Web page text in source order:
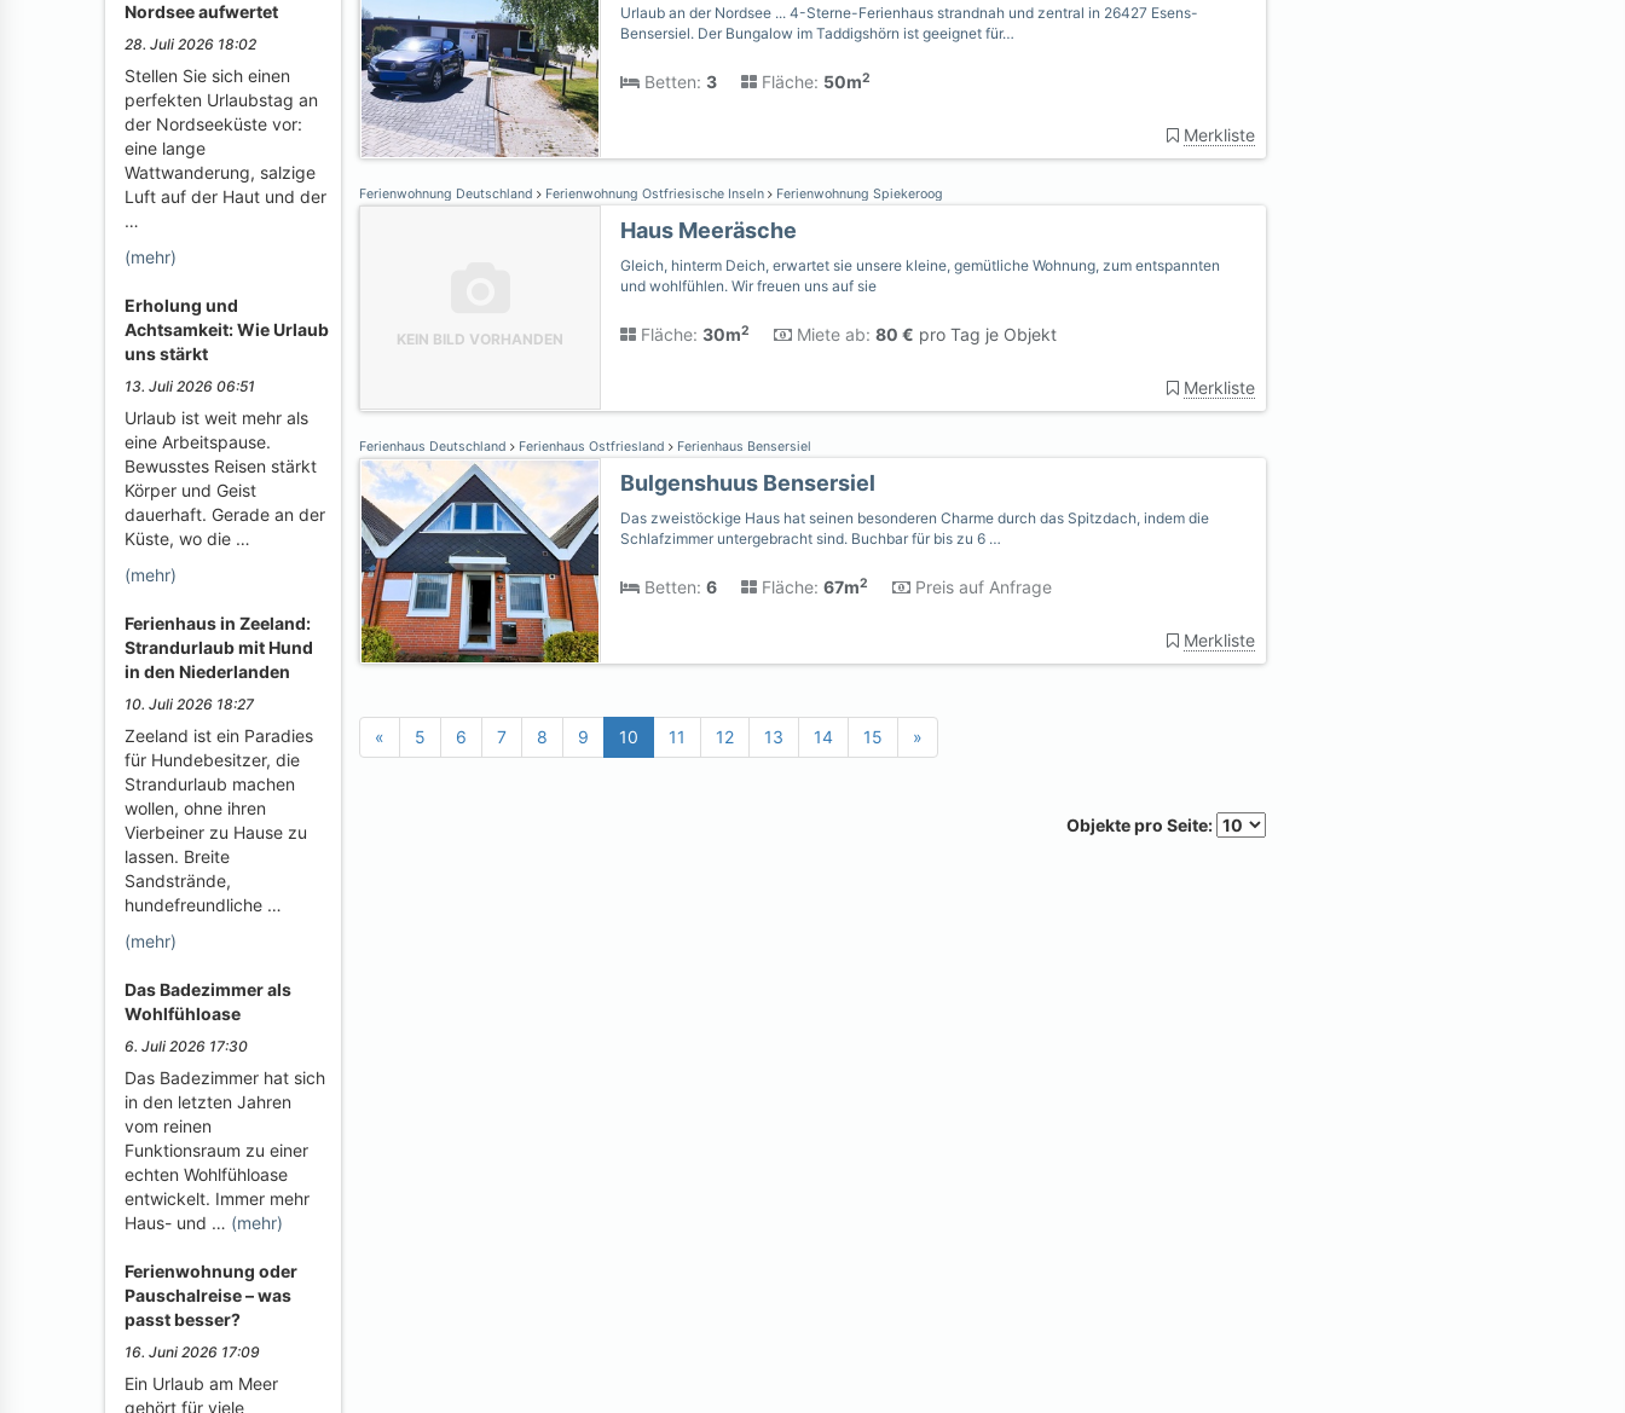
Nordsee aufwertet
28. Juli 2026 18:02
Stellen Sie sich einen
perfekten Urlaubstag an
der Nordseeküste vor:
eine lange
Wattwanderung, salzige
Luft auf der Haut und der
…
(mehr)
Erholung und
Achtsamkeit: Wie Urlaub
uns stärkt
13. Juli 2026 06:51
Urlaub ist weit mehr als
eine Arbeitspause.
Bewusstes Reisen stärkt
Körper und Geist
dauerhaft. Gerade an der
Küste, wo die …
(mehr)
Ferienhaus in Zeeland:
Strandurlaub mit Hund
in den Niederlanden
10. Juli 2026 18:27
Zeeland ist ein Paradies
für Hundebesitzer, die
Strandurlaub machen
wollen, ohne ihren
Vierbeiner zu Hause zu
lassen. Breite
Sandstrände,
hundefreundliche …
(mehr)
Das Badezimmer als
Wohlfühloase
6. Juli 2026 17:30
Das Badezimmer hat sich
in den letzten Jahren
vom reinen
Funktionsraum zu einer
echten Wohlfühloase
entwickelt. Immer mehr
Haus- und … (mehr)
Ferienwohnung oder
Pauschalreise – was
passt besser?
16. Juni 2026 17:09
Ein Urlaub am Meer
gehört für viele
Urlaub an der Nordsee ... 4-Sterne-Ferienhaus strandnah und zentral in 26427 Esens-
Bensersiel. Der Bungalow im Taddigshörn ist geeignet für…
Betten: 3 Fläche: 50m2
Merkliste
Ferienwohnung Deutschland Ferienwohnung Ostfriesische Inseln Ferienwohnung Spiekeroog
KEIN BILD VORHANDEN
Haus Meeräsche
Gleich, hinterm Deich, erwartet sie unsere kleine, gemütliche Wohnung, zum entspannten
und wohlfühlen. Wir freuen uns auf sie
Fläche: 30m2 Miete ab: 80 € pro Tag je Objekt
Merkliste
Ferienhaus Deutschland Ferienhaus Ostfriesland Ferienhaus Bensersiel
Bulgenshuus Bensersiel
Das zweistöckige Haus hat seinen besonderen Charme durch das Spitzdach, indem die
Schlafzimmer untergebracht sind. Buchbar für bis zu 6 …
Betten: 6 Fläche: 67m2 Preis auf Anfrage
Merkliste
« 5 6 7 8 9 10 11 12 13 14 15 »
Objekte pro Seite: